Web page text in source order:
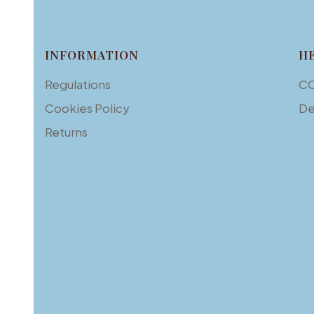
Footer menu
INFORMATION
Regulations
Cookies Policy
Returns